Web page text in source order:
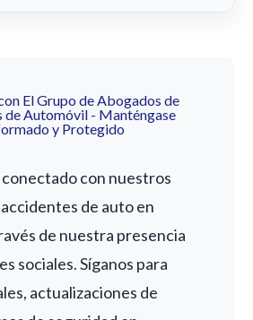
El Grupo de Abogados de
de Automóvil - Manténgase
y Protegido
con nuestros
de auto en
de nuestra presencia
sociales. Síganos para
actualizaciones de